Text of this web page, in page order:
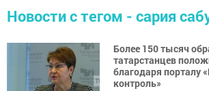
Новости с тегом - сария
Более 150 тысяч
татарстанцев
благодаря порталу
контроль»